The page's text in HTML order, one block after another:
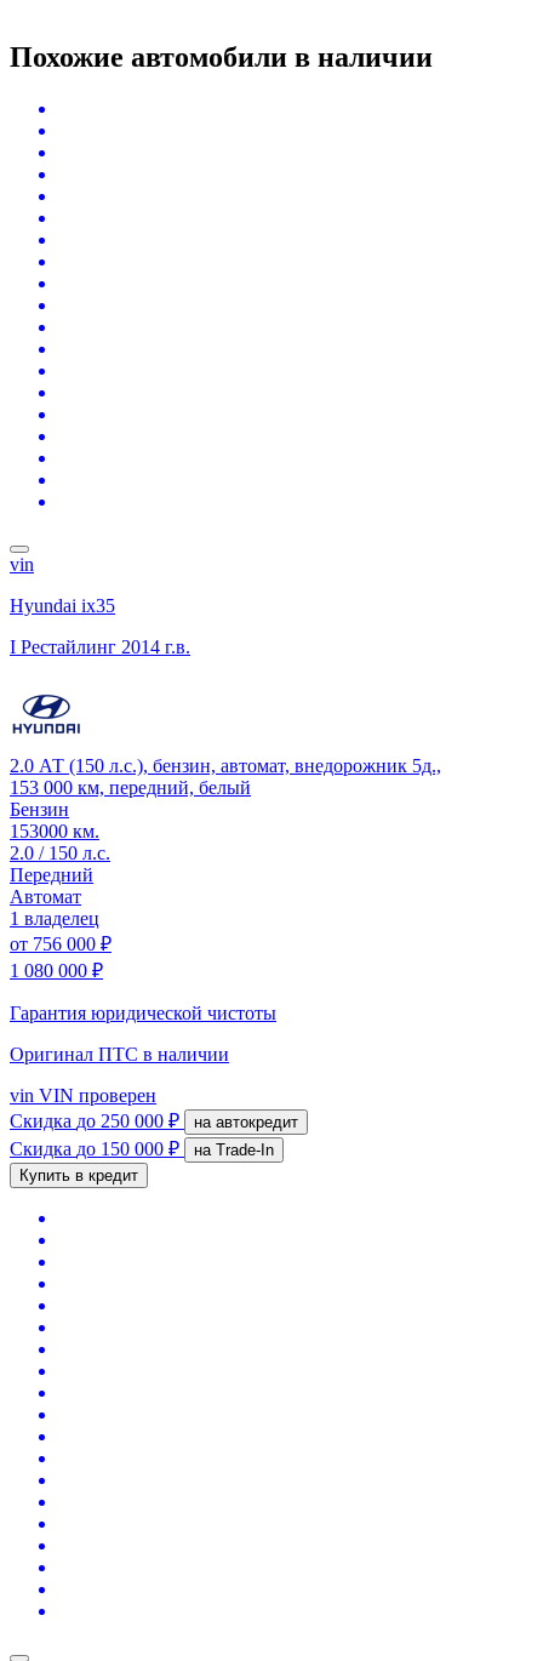
Похожие автомобили в наличии
vin
Hyundai ix35
I Рестайлинг 2014 г.в.
2.0 АТ (150 л.с.), бензин, автомат, внедорожник 5д.,
153 000 км, передний, белый
Бензин
153000 км.
2.0 / 150 л.с.
Передний
Автомат
1 владелец
от 756 000 ₽
1 080 000 ₽
Гарантия юридической чистоты
Оригинал ПТС в наличии
vin VIN проверен
Скидка до 250 000 ₽ на автокредит
Скидка до 150 000 ₽
на Trade-In
Купить в кредит